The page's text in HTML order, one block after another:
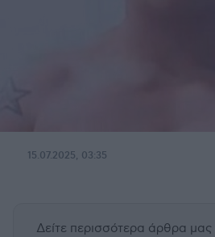
15.07.2025, 03:35
Δείτε περισσότερα άρθρα μας